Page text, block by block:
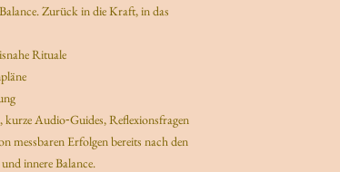
Zurück in die Kraft, in das
Rituale
Audio‑Guides, Reflexionsfragen
messbaren Erfolgen bereits nach den
innere Balance.